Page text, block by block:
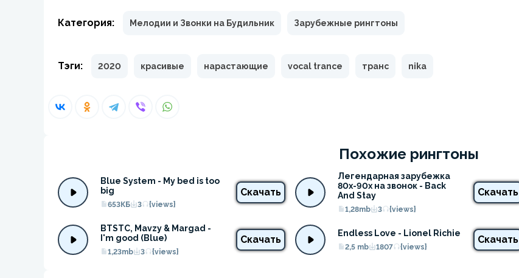
Категория: Мелодии и Звонки на Будильник Зарубежные рингтоны
Тэги: 2020 красивые нарастающие vocal trance транс nika
Похожие рингтоны
Blue System - My bed is too
big
653КБ 3 {views}
Скачать
Легендарная зарубежка
80х-90х на звонок - Back
And Stay
1,28mb 3 {views}
Скачать
BTSTC, Mavzy & Margad -
I'm good (Blue)
1,23mb 3 {views}
Скачать
Endless Love - Lionel Richie
2,5 mb 1807 {views}
Скачать